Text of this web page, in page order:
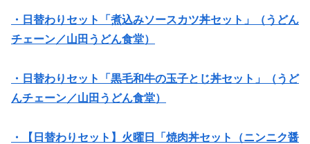
・日替わりセット「煮込みソースカツ丼セット」（うどん
チェーン／山田うどん食堂）
・日替わりセット「黒毛和牛の玉子とじ丼セット」（うど
んチェーン／山田うどん食堂）
・【日替わりセット】火曜日「焼肉丼セット（ニンニク醤